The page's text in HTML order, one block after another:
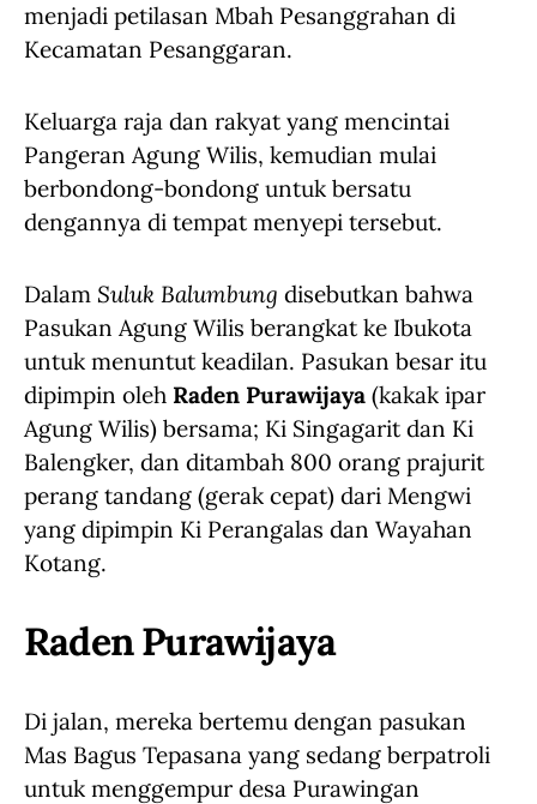
menjadi petilasan Mbah Pesanggrahan di
Kecamatan Pesanggaran.
Keluarga raja dan rakyat yang mencintai
Pangeran Agung Wilis, kemudian mulai
berbondong-bondong untuk bersatu
dengannya di tempat menyepi tersebut.
Dalam Suluk Balumbung disebutkan bahwa
Pasukan Agung Wilis berangkat ke Ibukota
untuk menuntut keadilan. Pasukan besar itu
dipimpin oleh Raden Purawijaya (kakak ipar
Agung Wilis) bersama; Ki Singagarit dan Ki
Balengker, dan ditambah 800 orang prajurit
perang tandang (gerak cepat) dari Mengwi
yang dipimpin Ki Perangalas dan Wayahan
Kotang.
Raden Purawijaya
Di jalan, mereka bertemu dengan pasukan
Mas Bagus Tepasana yang sedang berpatroli
untuk menggempur desa Purawingan